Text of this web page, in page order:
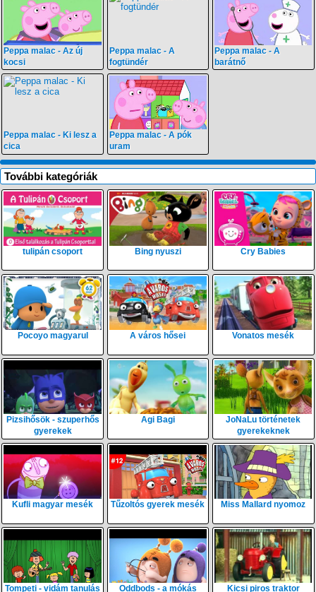
Peppa malac - Az új
kocsi
Peppa malac - A
fogtündér
Peppa malac - A
barátnő
Peppa malac - Ki lesz a
cica
Peppa malac - A pók
uram
További kategóriák
tulipán csoport Bing nyuszi Cry Babies
Pocoyo magyarul A város hősei Vonatos mesék
Pizsihősök - szuperhős
gyerekek
Agi Bagi
JoNaLu történetek
gyerekeknek
Kufli magyar mesék Tűzoltós gyerek mesék Miss Mallard nyomoz
Tompeti - vidám tanulás Oddbods - a mókás Kicsi piros traktor